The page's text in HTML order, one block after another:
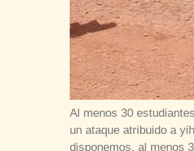
Al menos 30
un ataque atribuido a
disponemos, al menos